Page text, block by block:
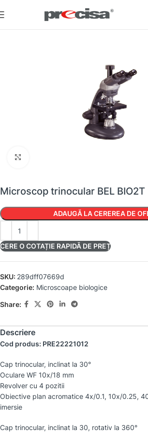
Microscop trinocular BEL BIO2T
ADAUGĂ LA CEREREA DE
CERE O COTAȚIE RAPIDĂ DE PREȚ
SKU: 289dff07669d
Categorie: Microscoape biologice
Share:
Descriere
Cod produs: PRE22221012
Cap trinocular, inclinat la 30°
Oculare WF 10x/18 mm
Revolver cu 4 pozitii
Obiective plan acromatice 4x/0.1, 10x/0.25,
imersie
Cap trinocular, inclinat la 30, rotativ la 360°